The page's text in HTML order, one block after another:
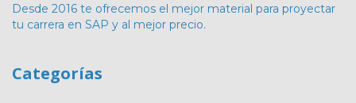
Desde 2016 te ofrecemos el mejor material para proyectar
tu carrera en SAP y al mejor precio.
Categorías